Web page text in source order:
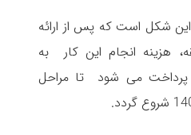
این شکل است که پس از ارائه
هزینه انجام این کار به
می شود تا مراحل